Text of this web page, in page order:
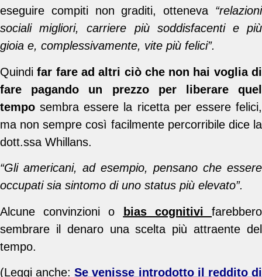
eseguire compiti non graditi, otteneva “relazioni
sociali migliori, carriere più soddisfacenti e più
gioia e, complessivamente, vite più felici”.
Quindifar fare ad altri ciò che non hai voglia di
fare pagando un prezzo per liberare quel
tempo sembra essere la ricetta per essere felici,
ma non sempre così facilmente percorribile dice la
dott.ssa Whillans.
“Gli americani, ad esempio, pensano che essere
occupati sia sintomo di uno status più elevato”.
Alcune convinzioni o bias cognitivi
farebbero
sembrare il denaro una scelta più attraente del
tempo.
(Leggi anche:Se venisse introdotto il reddito di